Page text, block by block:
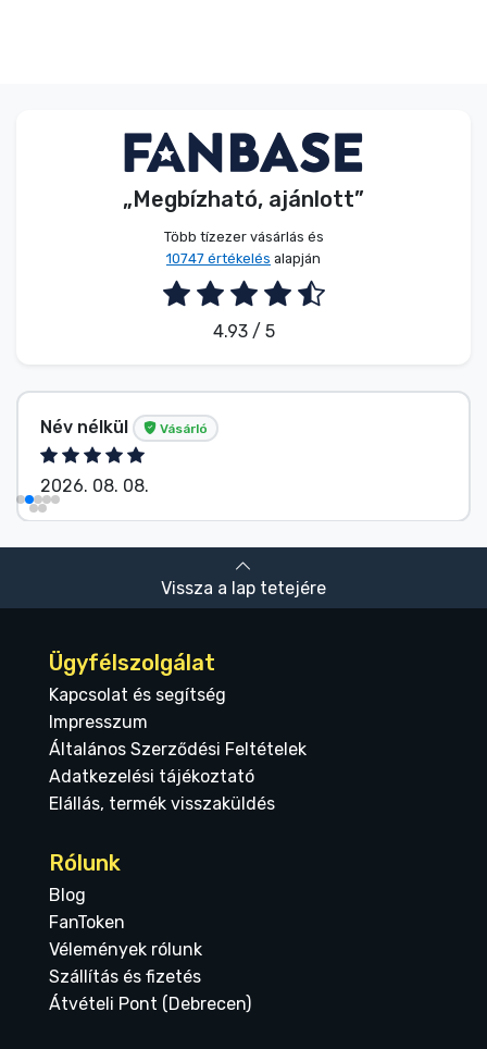
„Megbízható, ajánlott”
Több tízezer vásárlás és
10747 értékelés alapján
4.93 / 5
Név nélkül Vásárló
2026. 08. 08.
Vissza a lap tetejére
Ügyfélszolgálat
Kapcsolat és segítség
Impresszum
Általános Szerződési Feltételek
Adatkezelési tájékoztató
Elállás, termék visszaküldés
Rólunk
Blog
FanToken
Vélemények rólunk
Szállítás és fizetés
Átvételi Pont (Debrecen)